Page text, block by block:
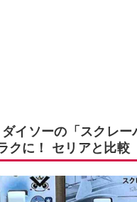
イソーの「スクレー
クに！ セリアと比較